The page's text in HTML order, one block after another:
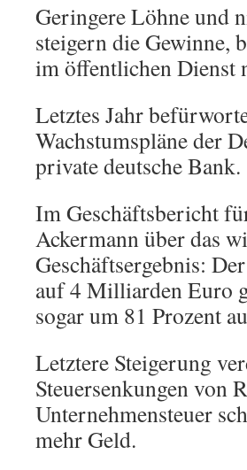
Geringere Löhne und
steigern die Gewinne,
im öffentlichen Dienst
Letztes Jahr
Wachstumspläne der
private deutsche Bank.
Im Geschäftsbericht
Ackermann über das
Geschäftsergebnis:
auf 4 Milliarden Euro
sogar um 81 Prozent
Letztere Steigerung
Steuersenkungen von
Unternehmensteuer
mehr Geld.